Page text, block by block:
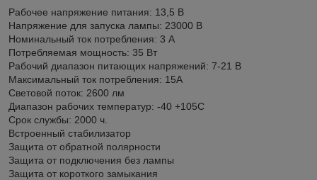
Рабочее напряжение питания: 13,5 В
Напряжение для запуска лампы: 23000 В
Номинальный ток потребления: 3 А
Потребляемая мощность: 35 Вт
Рабочий диапазон питающих напряжений: 7-21 В
Максимальный ток потребления: 15А
Световой поток: 2600 лм
Диапазон рабочих температур: -40 +105C
Срок службы: 2000 ч.
Встроенный стабилизатор
Защита от обратной полярности
Защита от подключения без лампы
Защита от короткого замыкания